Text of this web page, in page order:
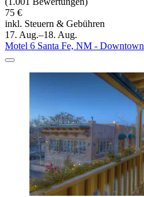
75 €
inkl. Steuern & Gebühren
17. Aug.–18. Aug.
Motel 6 Santa Fe, NM - Downtown